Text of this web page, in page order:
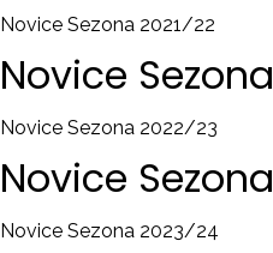
Novice Sezona 2021/22
Novice Sezona
Novice Sezona 2022/23
Novice Sezona
Novice Sezona 2023/24